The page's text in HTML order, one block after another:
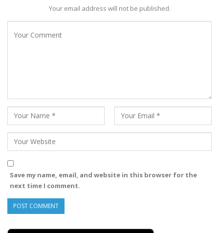
Your email address will not be published.
Save my name, email, and website in this browser for the
next time I comment.